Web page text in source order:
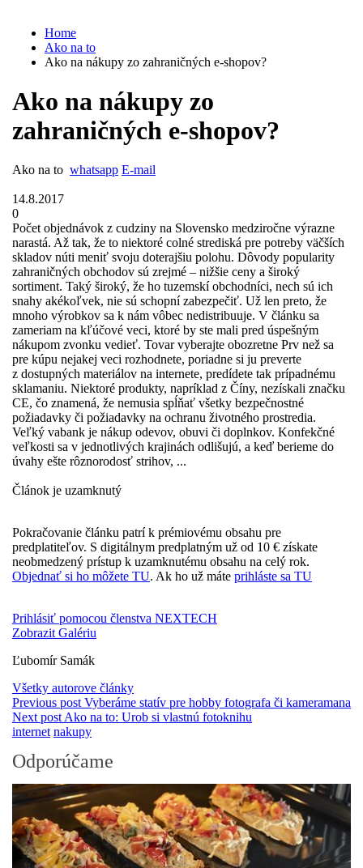
Home
Ako na to
Ako na nákupy zo zahraničných e-shopov?
Ako na nákupy zo
zahraničných e-shopov?
Ako na to whatsapp E-mail
14.8.2017
0
Počet objednávok z cudziny na Slovensko medziročne výrazne
narastá. Až tak, že to niektoré colné strediská pre potreby väčších
skladov núti meniť svoju doterajšiu polohu. Dôvody popularity
zahraničných obchodov sú zrejmé – nižšie ceny a široký
sortiment. Taký široký, že ho tuzemskí obchodníci, nech sú ich
snahy akékoľvek, nie sú schopní zabezpečiť. Už len preto, že
mnoho výrobkov sa k nám vôbec nedistribuuje. V článku sa
zameriam na kľúčové veci, ktoré by ste mali pred úspešným
nákupom zvonku vedieť. Tovar vyberajte obozretne Prv než sa
pre kúpu nejakej veci rozhodnete, poriadne si ju preverte
z dostupných materiálov na internete, predídete tak prípadnému
sklamaniu. Niektoré produkty, napríklad z Číny, nezískali značku
CE, čo znamená, že nemusia spĺňať všetky bezpečnostné
požiadavky či požiadavky na ochranu životného prostredia.
Veľký vabank je nákup odevov, obuvi či doplnkov. Konfekčné
veľkosti sa v jednotlivých krajinách odlišujú, a keď berieme do
úvahy ešte rôznorodosť strihov, ...
Článok je uzamknutý
Pokračovanie článku patrí k prémiovému obsahu pre
predplatiteľov. S digitálnym predplatným už od 10 € získate
neobmedzený prístup k uzamknutému obsahu na celý rok.
Objednať si ho môžete TU. Ak ho už máte prihláste sa TU
Prihlásiť pomocou členstva NEXTECH
Zobrazit Galériu
Ľubomír Samák
Všetky autorove články
Previous post Vyberáme statív pre hobby fotografa či kameramana
Next post Ako na to: Urob si vlastnú fotoknihu
internet nakupy
Odporúčame